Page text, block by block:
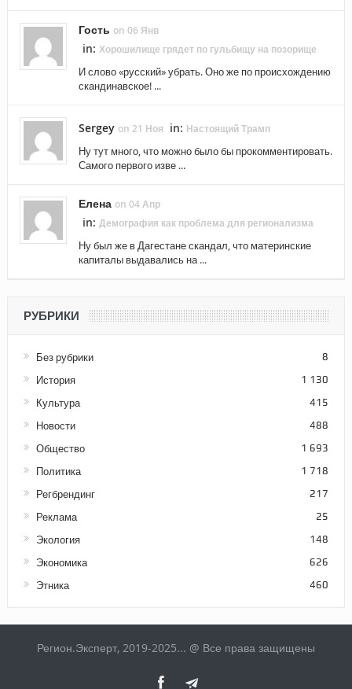
Гость on 06 Янв
in: Хорошилище грядет по гульбищу на позорище
И слово «русский» убрать. Оно же по происхождению
скандинавское! ...
Sergey on 21 Ноя in: Настоящий Трамп
Ну тут много, что можно было бы прокомментировать.
Самого первого изве ...
Елена on 04 Апр
in: Демография как проблема для регионализма
Ну был же в Дагестане скандал, что материнские
капиталы выдавались на ...
РУБРИКИ
Без рубрики 8
История 1 130
Культура 415
Новости 488
Общество 1 693
Политика 1 718
Регбрендинг 217
Реклама 25
Экология 148
Экономика 626
Этника 460
Регион.Эксперт, 2019-2025... @ Все права защищены